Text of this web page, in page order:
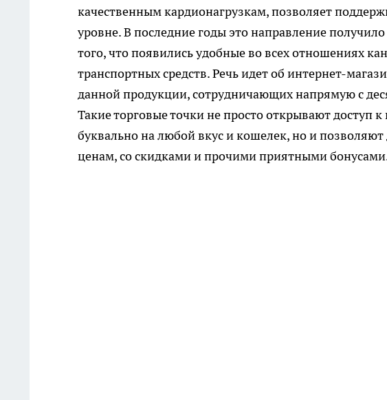
качественным кардионагрузкам, позволяет
уровне. В последние годы это направление
того, что появились удобные во всех отношениях
транспортных средств. Речь идет об интернет-
данной продукции, сотрудничающих напрямую с
Такие торговые точки не просто открывают доступ
буквально на любой вкус и кошелек, но и
ценам, со скидками и прочими приятными